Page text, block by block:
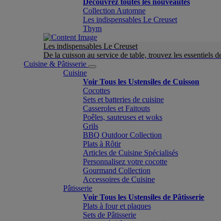
Découvrez toutes les nouveautés
Collection Automne
Les indispensables Le Creuset
Thym
Les indispensables Le Creuset
De la cuisson au service de table, trouvez les essentiels
Cuisine & Pâtisserie
Cuisine
Voir Tous les Ustensiles de Cuisson
Cocottes
Sets et batteries de cuisine
Casseroles et Faitouts
Poêles, sauteuses et woks
Grils
BBQ Outdoor Collection
Plats à Rôtir
Articles de Cuisine Spécialisés
Personnalisez votre cocotte
Gourmand Collection
Accessoires de Cuisine
Pâtisserie
Voir Tous les Ustensiles de Pâtisserie
Plats à four et plaques
Sets de Pâtisserie